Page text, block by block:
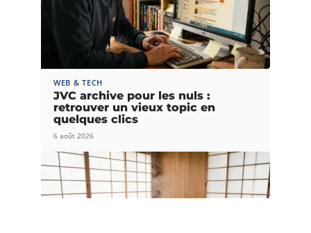
WEB & TECH
JVC archive pour les nuls :
retrouver un vieux topic en
quelques clics
6 août 2026